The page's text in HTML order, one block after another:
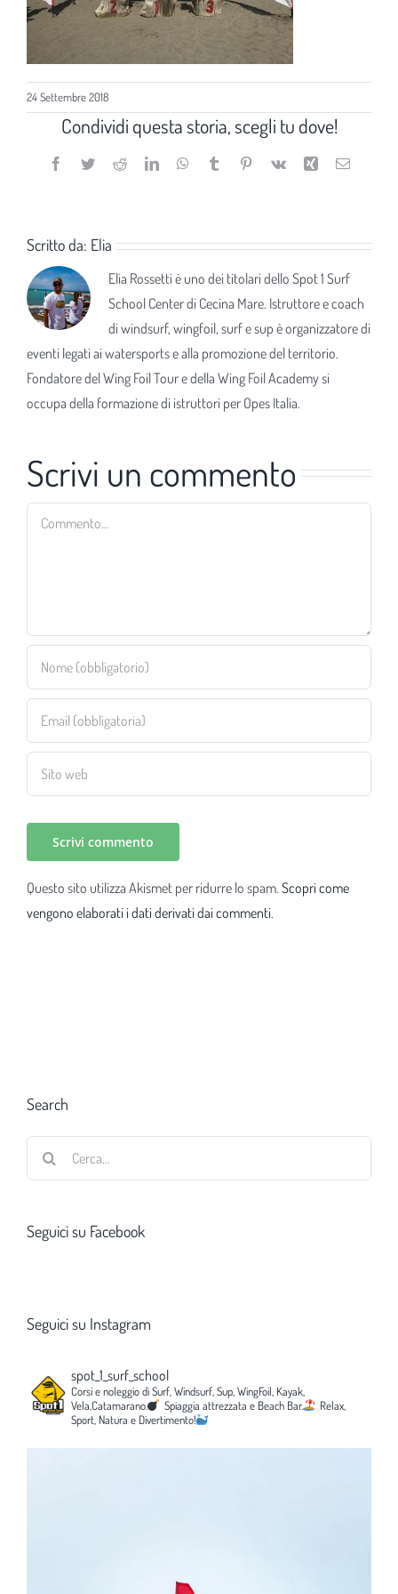
24 Settembre 2018
Condividi questa storia, scegli tu dove!
Facebook
TwitterRedditLinkedInWhatsApp
TumblrPinterest
Vk Xing Email
Scritto da: Elia
Elia Rossetti è uno dei titolari dello Spot 1 Surf
School Center di Cecina Mare. Istruttore e coach
di windsurf, wingfoil, surf e sup è organizzatore di
eventi legati ai watersports e alla promozione del territorio.
Fondatore del Wing Foil Tour e della Wing Foil Academy si
occupa della formazione di istruttori per Opes Italia.
Scrivi un commento
Commento
Questo sito utilizza Akismet per ridurre lo spam. Scopri come
vengono elaborati i dati derivati dai commenti.
Search
Seguici su Facebook
Seguici su Instagram
spot_1_surf_school
Corsi e noleggio di Surf, Windsurf, Sup, WingFoil, Kayak,
Vela,Catamarano.
Spiaggia attrezzata e Beach Bar.
Relax,
Sport, Natura e Divertimento!